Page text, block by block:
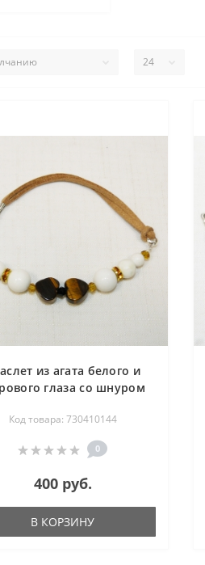
из агата белого и
глаза со шнуром
Код товара: 730410144
0
400 руб.
В КОРЗИНУ